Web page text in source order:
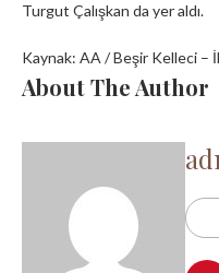
Turgut Çalışkan da yer aldı.
Kaynak: AA / Beşir Kelleci –
About The Author